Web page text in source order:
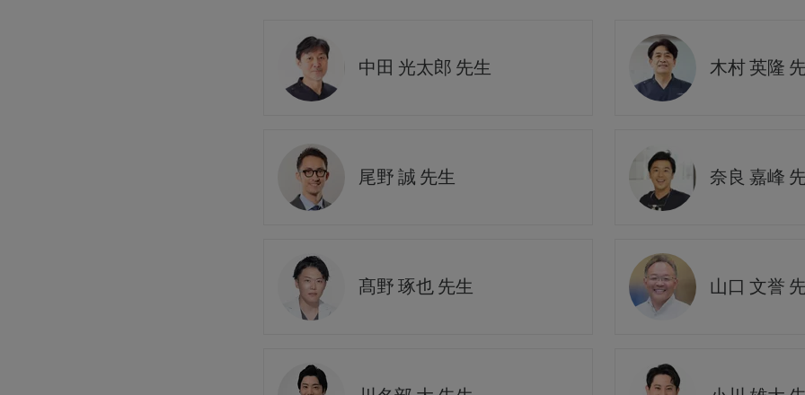
中田 光太郎 先生 木村 英隆
尾野 誠 先生 奈良 嘉峰
髙野 琢也 先生 山口 文誉